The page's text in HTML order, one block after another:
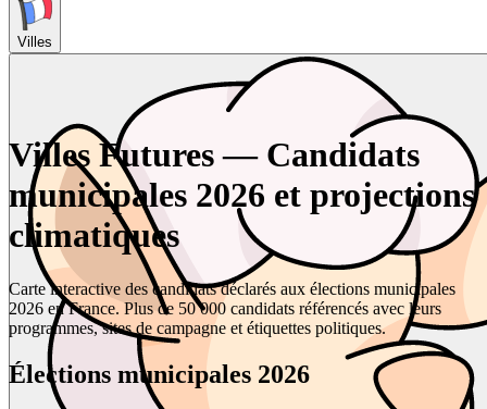
Villes
Villes Futures — Candidats
municipales 2026 et projections
climatiques
Carte interactive des candidats déclarés aux élections municipales
2026 en France. Plus de 50 000 candidats référencés avec leurs
programmes, sites de campagne et étiquettes politiques.
Élections municipales 2026